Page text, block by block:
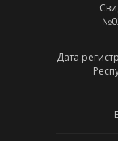
Дата